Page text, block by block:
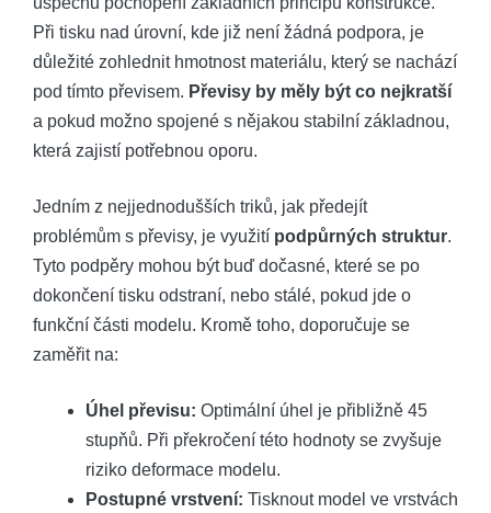
Při tisku nad úrovní, kde již není žádná podpora, je
důležité zohlednit hmotnost materiálu, který se nachází
pod tímto převisem. Převisy by měly být co nejkratší
a pokud možno spojené s nějakou stabilní základnou,
která zajistí potřebnou oporu.
Jedním z nejjednodušších triků, jak předejít
problémům s převisy, je využití podpůrných struktur.
Tyto podpěry mohou být buď dočasné, které se po
dokončení tisku odstraní, nebo stálé, pokud jde o
funkční části modelu. Kromě toho, doporučuje se
zaměřit na:
Úhel převisu: Optimální úhel je přibližně 45
stupňů. Při překročení této hodnoty se zvyšuje
riziko deformace modelu.
Postupné vrstvení: Tisknout model ve vrstvách